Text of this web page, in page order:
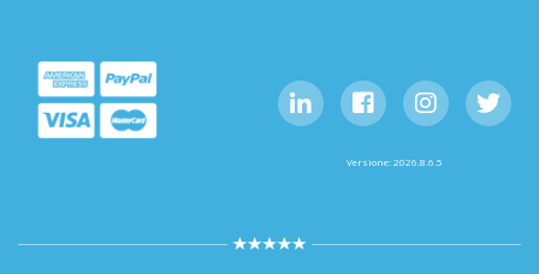
Versione: 2026.8.6.5